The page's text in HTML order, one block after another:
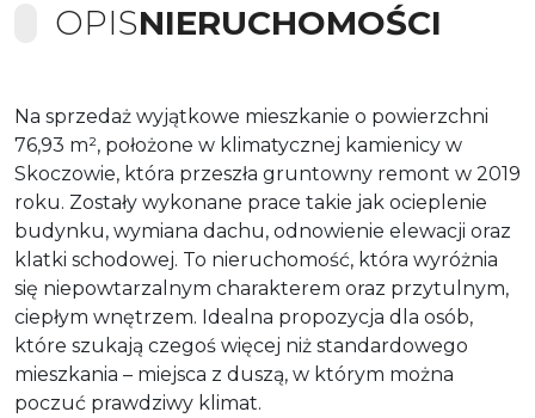
OPISNIERUCHOMOŚCI
Na sprzedaż wyjątkowe mieszkanie o powierzchni
76,93 m², położone w klimatycznej kamienicy w
Skoczowie, która przeszła gruntowny remont w 2019
roku. Zostały wykonane prace takie jak ocieplenie
budynku, wymiana dachu, odnowienie elewacji oraz
klatki schodowej. To nieruchomość, która wyróżnia
się niepowtarzalnym charakterem oraz przytulnym,
ciepłym wnętrzem. Idealna propozycja dla osób,
które szukają czegoś więcej niż standardowego
mieszkania – miejsca z duszą, w którym można
poczuć prawdziwy klimat.